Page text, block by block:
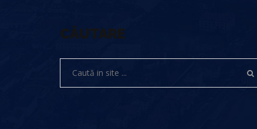
CĂUTARE